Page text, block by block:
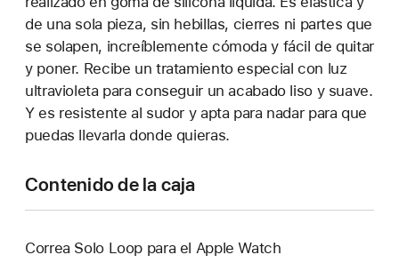
de una sola pieza, sin hebillas, cierres ni partes que
se solapen, increíblemente cómoda y fácil de quitar
y poner. Recibe un tratamiento especial con luz
ultravioleta para conseguir un acabado liso y suave.
Y es resistente al sudor y apta para nadar para que
puedas llevarla donde quieras.
Contenido de la caja
Correa Solo Loop para el Apple Watch